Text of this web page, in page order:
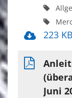
223 KB
Juni